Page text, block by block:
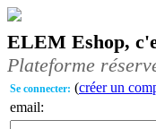
ELEM Eshop,
Plateforme
Se connecter: (créer un
email: